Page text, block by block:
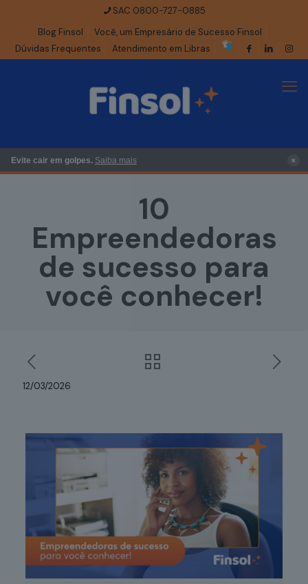
SAC 0800-727-0885
Blog Finsol
Você, um Empresário de Sucesso Finsol
Dúvidas Frequentes
Atendimento em Libras
Evite cair em golpes. Saiba mais ×
10
Empreendedoras
de sucesso para
você conhecer!
12/03/2026